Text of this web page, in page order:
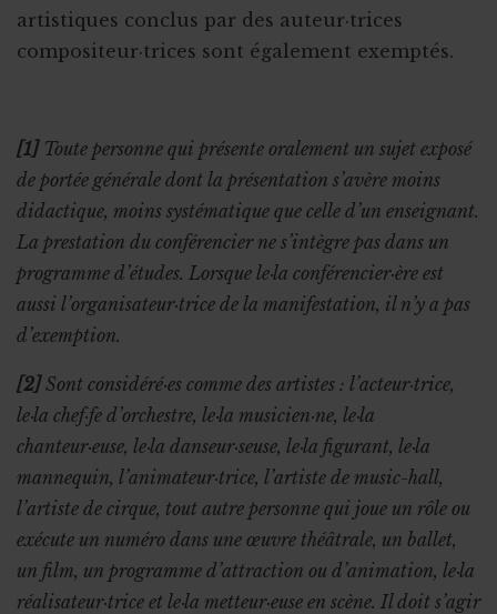
artistiques conclus par des auteur·trices
compositeur·trices sont également exemptés.
[1] Toute personne qui présente oralement un sujet exposé
de portée générale dont la présentation s’avère moins
didactique, moins systématique que celle d’un enseignant.
La prestation du conférencier ne s’intègre pas dans un
programme d’études. Lorsque le·la conférencier·ère est
aussi l’organisateur·trice de la manifestation, il n’y a pas
d’exemption.
[2]Sont considéré·es comme des artistes : l’acteur·trice,
le·la chef·fe d’orchestre, le·la musicien·ne, le·la
chanteur·euse, le·la danseur·seuse, le·la figurant, le·la
mannequin, l’animateur·trice, l’artiste de music-hall,
l’artiste de cirque, tout autre personne qui joue un rôle ou
exécute un numéro dans une œuvre théâtrale, un ballet,
un film, un programme d’attraction ou d’animation, le·la
réalisateur·trice et le·la metteur·euse en scène. Il doit s’agir